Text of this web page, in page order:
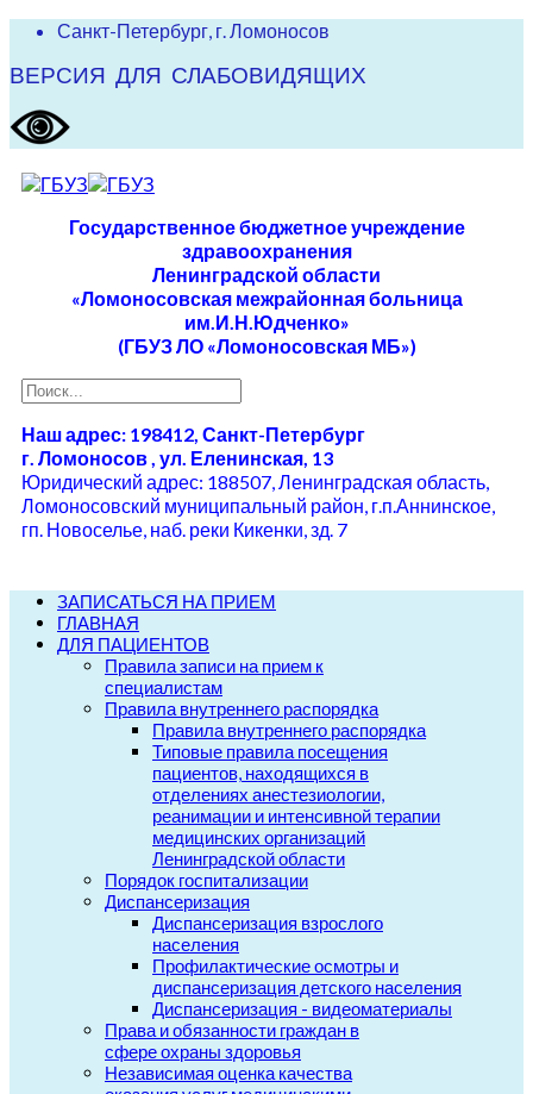
Санкт-Петербург, г. Ломоносов
ВЕРСИЯ ДЛЯ СЛАБОВИДЯЩИХ
Государственное бюджетное учреждение
здравоохранения
Ленинградской области
«Ломоносовская межрайонная больница
им.И.Н.Юдченко»
(ГБУЗ ЛО «Ломоносовская МБ»)
Наш адрес: 198412, Санкт-Петербург
г. Ломоносов , ул. Еленинская, 13
Юридический адрес: 188507, Ленинградская область,
Ломоносовский муниципальный район, г.п.Аннинское,
гп. Новоселье, наб. реки Кикенки, зд. 7
ЗАПИСАТЬСЯ НА ПРИЕМ
ГЛАВНАЯ
ДЛЯ ПАЦИЕНТОВ
Правила записи на прием к
специалистам
Правила внутреннего распорядка
Правила внутреннего распорядка
Типовые правила посещения
пациентов, находящихся в
отделениях анестезиологии,
реанимации и интенсивной терапии
медицинских организаций
Ленинградской области
Порядок госпитализации
Диспансеризация
Диспансеризация взрослого
населения
Профилактические осмотры и
диспансеризация детского населения
Диспансеризация - видеоматериалы
Права и обязанности граждан в
сфере охраны здоровья
Независимая оценка качества